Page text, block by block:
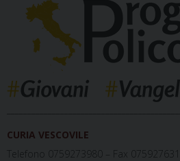
CURIA VESCOVILE
Telefono 0759273980 – Fax 0759276316